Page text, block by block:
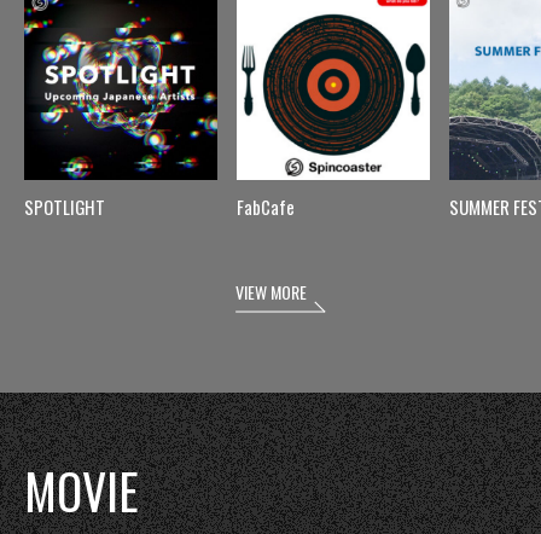
SPOTLIGHT FabCafe SUMMER
VIEW MORE
MOVIE